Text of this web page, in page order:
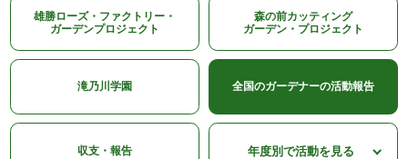
雄勝ローズ・ファクトリー・
ガーデンプロジェクト
森の前カッティング
ガーデン・プロジェクト
滝乃川学園 全国のガーデナーの活動報告
収支・報告